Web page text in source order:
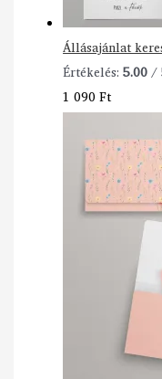
Állásajánlat
Értékelés:5.00/
1 090Ft